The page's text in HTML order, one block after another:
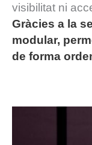
visibilitat ni
Gràcies a la
modular,
de forma